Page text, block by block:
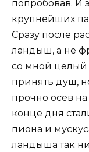
попробовав. И
крупнейших
Сразу после
ландыш, а не
со мной
принять душ,
прочно осев
конце дня
пиона и
ландыша так